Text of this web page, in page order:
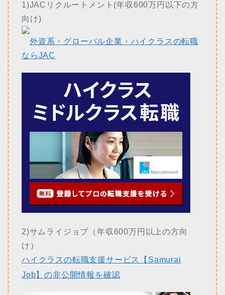
1)JACリクルートメント(年収600万円以下の方
向け)
外資系・グローバル企業・ハイクラスの転職
ならJAC
2)サムライジョブ（年収600万円以上の方向
け）
ハイクラスの転職支援サービス【Samurai
Job】の非公開情報を確認